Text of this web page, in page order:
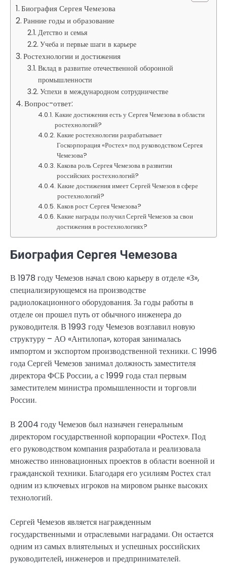
Биография Сергея Чемезова
Ранние годы и образование
Детство и семья
Учеба и первые шаги в карьере
Ростехнологии и достижения
Вклад в развитие отечественной оборонной
промышленности
Успехи в международном сотрудничестве
Вопрос-ответ:
Какие достижения есть у Сергея Чемезова в области
ростехнологий?
Какие ростехнологии разрабатывает
Госкорпорация «Ростех» под руководством Сергея
Чемезова?
Какова роль Сергея Чемезова в развитии
российских ростехнологий?
Какие достижения имеет Сергей Чемезов в сфере
ростехнологий?
Каков рост Сергея Чемезова?
Какие награды получил Сергей Чемезов за свои
достижения в ростехнологиях?
Биография Сергея Чемезова
В 1978 году Чемезов начал свою карьеру в отделе «З»,
специализирующемся на производстве
радиолокационного оборудования. За годы работы в
отделе он прошел путь от обычного инженера до
руководителя. В 1993 году Чемезов возглавил новую
структуру – АО «Антилопа», которая занималась
импортом и экспортом производственной техники. С 1996
года Сергей Чемезов занимал должность заместителя
директора ФСБ России, а с 1999 года стал первым
заместителем министра промышленности и торговли
России.
В 2004 году Чемезов был назначен генеральным
директором государственной корпорации «Ростех». Под
его руководством компания разработала и реализовала
множество инновационных проектов в области военной и
гражданской техники. Благодаря его усилиям Ростех стал
одним из ключевых игроков на мировом рынке высоких
технологий.
Сергей Чемезов является награжденным
государственными и отраслевыми наградами. Он остается
одним из самых влиятельных и успешных российских
руководителей, инженеров и предпринимателей.